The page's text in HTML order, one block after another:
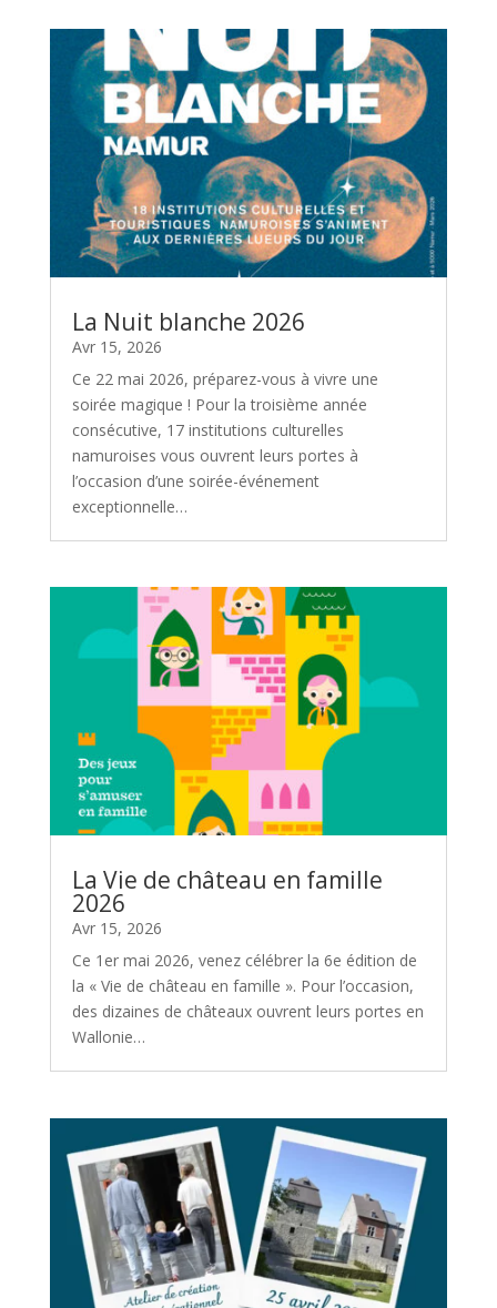
La Nuit blanche 2026
Avr 15, 2026
Ce 22 mai 2026, préparez-vous à vivre une
soirée magique ! Pour la troisième année
consécutive, 17 institutions culturelles
namuroises vous ouvrent leurs portes à
l’occasion d’une soirée-événement
exceptionnelle…
La Vie de château en famille
2026
Avr 15, 2026
Ce 1er mai 2026, venez célébrer la 6e édition de
la « Vie de château en famille ». Pour l’occasion,
des dizaines de châteaux ouvrent leurs portes en
Wallonie…